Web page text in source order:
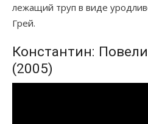
лежащий труп в виде
Грей.
Константин:
(2005)